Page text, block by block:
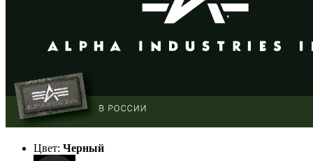
Цвет: Черный